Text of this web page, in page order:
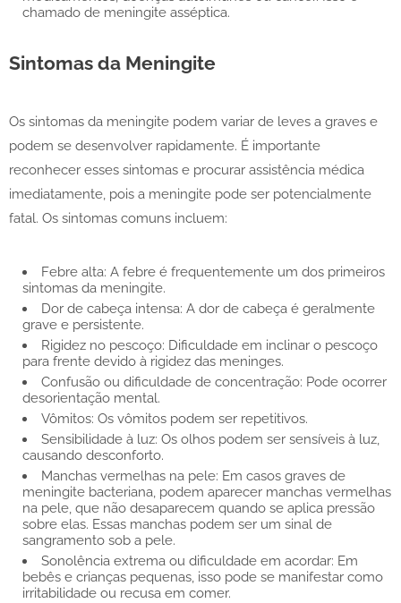
chamado de meningite asséptica.
Sintomas da Meningite
Os sintomas da meningite podem variar de leves a graves e
podem se desenvolver rapidamente. É importante
reconhecer esses sintomas e procurar assistência médica
imediatamente, pois a meningite pode ser potencialmente
fatal. Os sintomas comuns incluem:
Febre alta: A febre é frequentemente um dos primeiros
sintomas da meningite.
Dor de cabeça intensa: A dor de cabeça é geralmente
grave e persistente.
Rigidez no pescoço: Dificuldade em inclinar o pescoço
para frente devido à rigidez das meninges.
Confusão ou dificuldade de concentração: Pode ocorrer
desorientação mental.
Vômitos: Os vômitos podem ser repetitivos.
Sensibilidade à luz: Os olhos podem ser sensíveis à luz,
causando desconforto.
Manchas vermelhas na pele: Em casos graves de
meningite bacteriana, podem aparecer manchas vermelhas
na pele, que não desaparecem quando se aplica pressão
sobre elas. Essas manchas podem ser um sinal de
sangramento sob a pele.
Sonolência extrema ou dificuldade em acordar: Em
bebês e crianças pequenas, isso pode se manifestar como
irritabilidade ou recusa em comer.